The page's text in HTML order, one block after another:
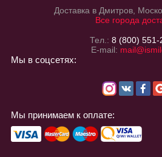
Доставка в Дмитров,
Все города
Тел.: 8 (800) 551-
E-mail:
Мы в соцсетях:
Мы принимаем к оплате: